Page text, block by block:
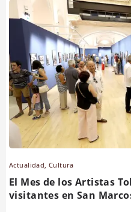
Actualidad,Cultura
El Mes de los Artistas
visitantes en San